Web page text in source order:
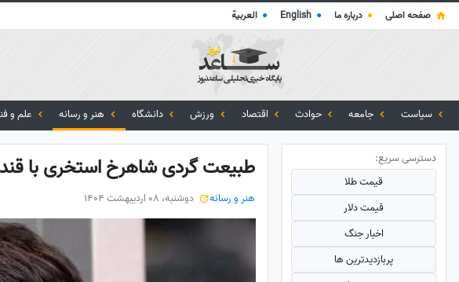
صفحه اصلی ● درباره ما ●
English
● العربية
سیاست جامعه حوادث اقتصاد ورزش دانشگاه هنر و رسانه علم و
طبیعت گردی شاهرخ استخری با قند
هنر و رسانه دوشنبه، 08 اردیبهشت 1404
دسترسی سریع:
قیمت طلا
قیمت دلار
اخبار جنگ
پربازدید‌ترین ها